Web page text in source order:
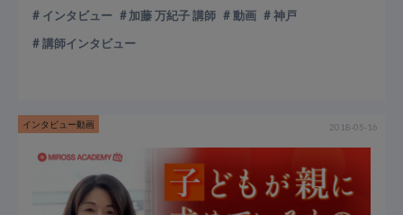
インタビュー 加藤 万紀子 講師 動画
神戸
講師インタビュー
インタビュー動画 2018-05-16